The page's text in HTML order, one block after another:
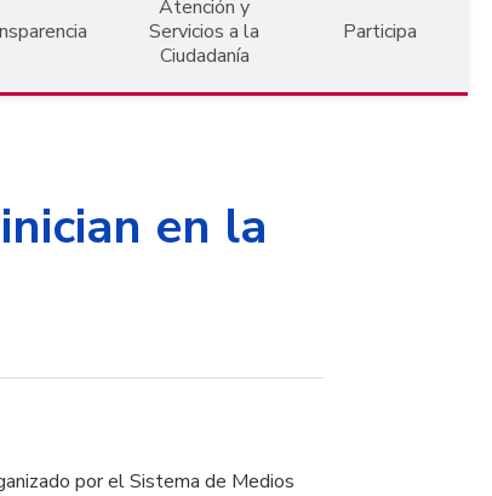
Atención y
Servicios a la
Ciudadanía
Participa
en la
por el Sistema de Medios